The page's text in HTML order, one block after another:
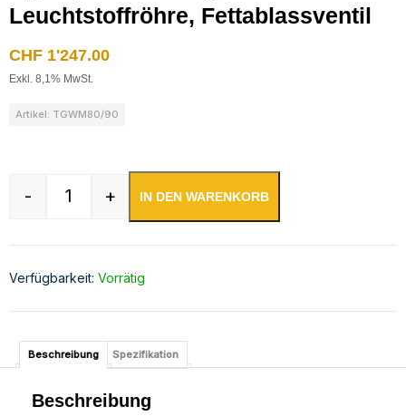
Leuchtstoffröhre, Fettablassventil
CHF 1'247.00
Exkl. 8,1% MwSt.
Artikel: TGWM80/90
Wandhaube Edelstahl inklusive eingebautem
- + IN DEN WARENKORB
Verfügbarkeit: Vorrätig
Beschreibung Spezifikation
Beschreibung